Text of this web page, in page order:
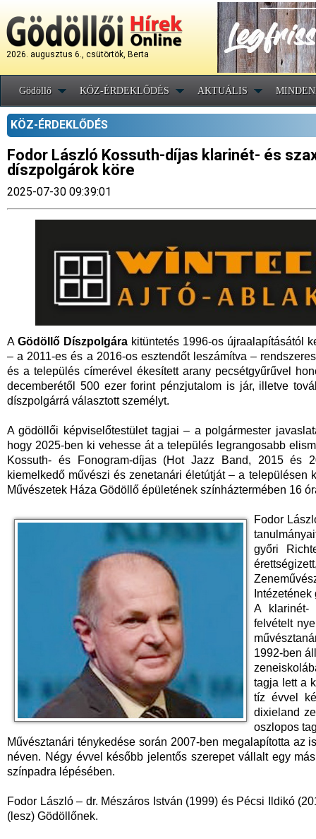
2026. augusztus 6., csütörtök, Berta
Gödöllő KÖZ-ÉRDEKLŐDÉS AKTUÁLIS
KÖZ-ÉRDEKLŐDÉS
Fodor László Kossuth-díjas klarinét- és
díszpolgárok köre
2025-07-30 09:39:01
A Gödöllő Díszpolgárakitüntetés 1996-os újraalapításától
– a 2011-es és a 2016-os esztendőt leszámítva –
és a település címerével ékesített arany pecsétgyűrűvel
decemberétől 500 ezer forint pénzjutalom is jár, illetve
díszpolgárrá választott személyt.
A gödöllői képviselőtestület tagjai – a polgármester
hogy 2025-ben ki vehesse át a település legrangosabb
Kossuth- és Fonogram-díjas (Hot Jazz Band, 2015 és
kiemelkedő művészi és zenetanári életútját – a településen
Művészetek Háza Gödöllő épületének színháztermében 16
Fodor
győri
A klarinét-
felvételt
1992-ben
tagja lett a
tíz évvel
dixieland
oszlopos
Művésztanári ténykedése során 2007-ben megalapította az
néven. Négy évvel később jelentős szerepet vállalt egy
színpadra lépésében.
Fodor László – dr. Mészáros István (1999) és Pécsi Ildikó
(lesz) Gödöllőnek.